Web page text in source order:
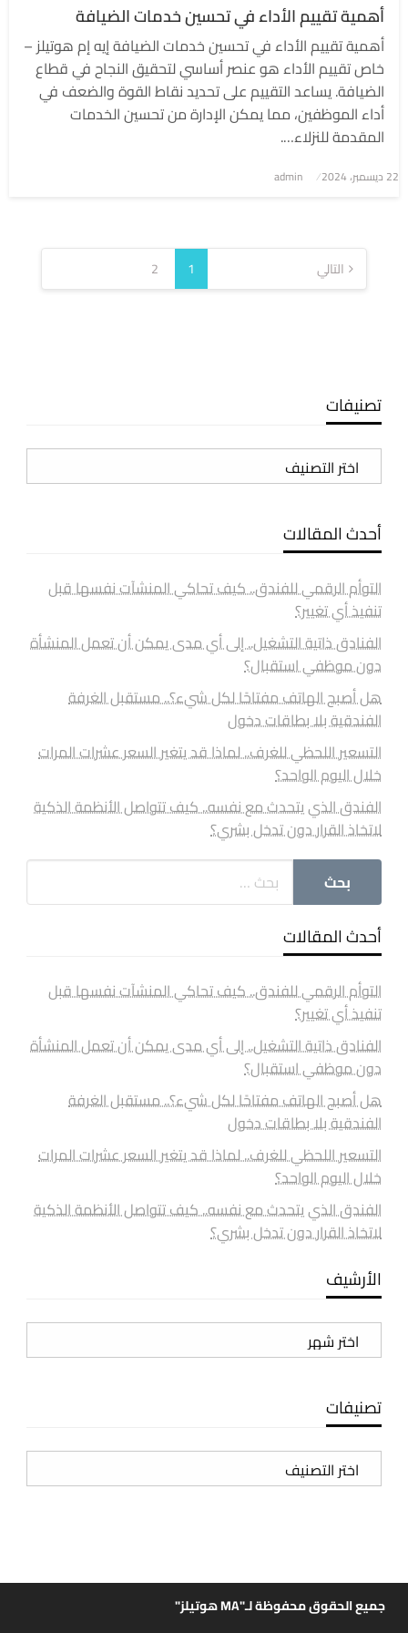
أهمية تقييم الأداء في تحسين خدمات الضيافة
أهمية تقييم الأداء في تحسين خدمات الضيافة إيه إم هوتيلز –
خاص تقييم الأداء هو عنصر أساسي لتحقيق النجاح في قطاع
الضيافة. يساعد التقييم على تحديد نقاط القوة والضعف في
أداء الموظفين، مما يمكن الإدارة من تحسين الخدمات
المقدمة للنزلاء….
نُشر
22 ديسمبر، 2024 admin
تعدد
صفحات
المقالات
1
2 التالي
تصنيفات
تصنيفات
أحدث المقالات
التوأم الرقمي للفندق.. كيف تحاكي المنشآت نفسها قبل
تنفيذ أي تغيير؟
الفنادق ذاتية التشغيل.. إلى أي مدى يمكن أن تعمل المنشأة
دون موظفي استقبال؟
هل أصبح الهاتف مفتاحًا لكل شيء؟.. مستقبل الغرفة
الفندقية بلا بطاقات دخول
التسعير اللحظي للغرف.. لماذا قد يتغير السعر عشرات المرات
خلال اليوم الواحد؟
الفندق الذي يتحدث مع نفسه.. كيف تتواصل الأنظمة الذكية
لاتخاذ القرار دون تدخل بشري؟
أحدث المقالات
التوأم الرقمي للفندق.. كيف تحاكي المنشآت نفسها قبل
تنفيذ أي تغيير؟
الفنادق ذاتية التشغيل.. إلى أي مدى يمكن أن تعمل المنشأة
دون موظفي استقبال؟
هل أصبح الهاتف مفتاحًا لكل شيء؟.. مستقبل الغرفة
الفندقية بلا بطاقات دخول
التسعير اللحظي للغرف.. لماذا قد يتغير السعر عشرات المرات
خلال اليوم الواحد؟
الفندق الذي يتحدث مع نفسه.. كيف تتواصل الأنظمة الذكية
لاتخاذ القرار دون تدخل بشري؟
الأرشيف
الأرشيف
تصنيفات
تصنيفات
جميع الحقوق محفوظة لـ"MA هوتيلز"